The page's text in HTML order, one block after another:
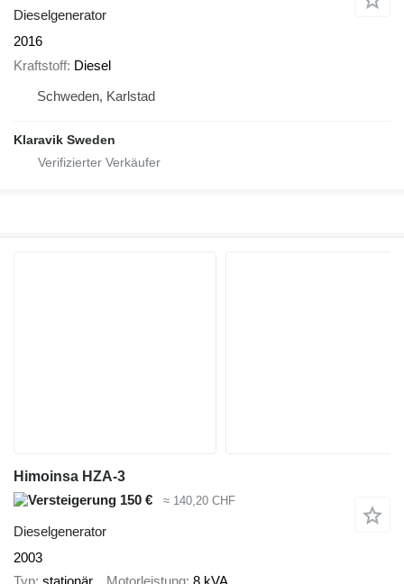
Dieselgenerator
2016
Kraftstoff Diesel
Schweden, Karlstad
Klaravik Sweden
Himoinsa HZA-3
150 €
≈ 140,20 CHF
Dieselgenerator
2003
Typ stationär Motorleistung 8 kVA